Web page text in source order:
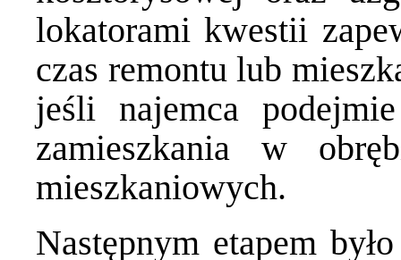
lokatorami kwestii
czas remontu lub
jeśli najemca
zamieszkania w
mieszkaniowych.
Następnym etapem